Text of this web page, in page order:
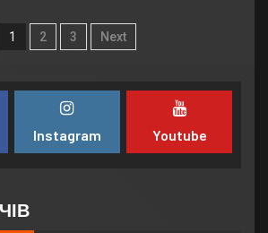
1 2 3 Next
Instagram Youtube